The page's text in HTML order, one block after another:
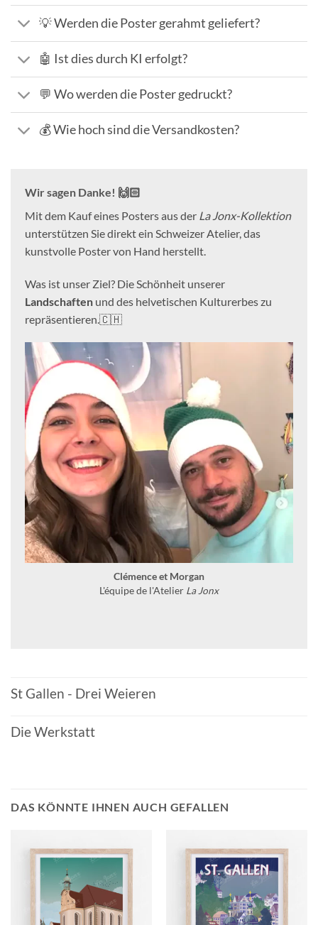
💡 Werden die Poster gerahmt geliefert?
🤖 Ist dies durch KI erfolgt?
💬 Wo werden die Poster gedruckt?
💰 Wie hoch sind die Versandkosten?
Wir sagen Danke! 🙌🏻
Mit dem Kauf eines Posters aus der La Jonx-Kollektion
unterstützen Sie direkt ein Schweizer Atelier, das
kunstvolle Poster von Hand herstellt.
Was ist unser Ziel? Die Schönheit unserer
Landschaften und des helvetischen Kulturerbes zu
repräsentieren.🇨🇭
Clémence et Morgan
L'équipe de l'Atelier La Jonx
St Gallen - Drei Weieren
Die Werkstatt
DAS KÖNNTE IHNEN AUCH GEFALLEN